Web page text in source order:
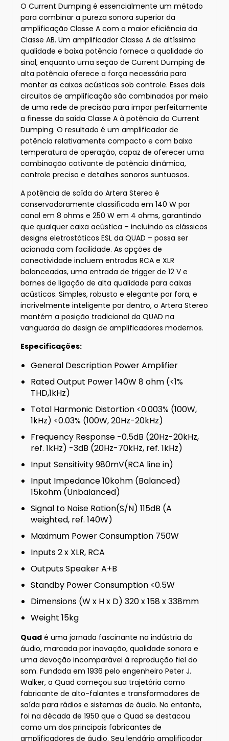
O Current Dumping é essencialmente um método
para combinar a pureza sonora superior da
amplificação Classe A com a maior eficiência da
Classe AB. Um amplificador Classe A de altíssima
qualidade e baixa potência fornece a qualidade do
sinal, enquanto uma seção de Current Dumping de
alta potência oferece a força necessária para
manter as caixas acústicas sob controle. Esses dois
circuitos de amplificação são combinados por meio
de uma rede de precisão para impor perfeitamente
a finesse da saída Classe A à potência do Current
Dumping. O resultado é um amplificador de
potência relativamente compacto e com baixa
temperatura de operação, capaz de oferecer uma
combinação cativante de potência dinâmica,
controle preciso e detalhes sonoros suntuosos.
A potência de saída do Artera Stereo é
conservadoramente classificada em 140 W por
canal em 8 ohms e 250 W em 4 ohms, garantindo
que qualquer caixa acústica – incluindo os clássicos
designs eletrostáticos ESL da QUAD – possa ser
acionada com facilidade. As opções de
conectividade incluem entradas RCA e XLR
balanceadas, uma entrada de trigger de 12 V e
bornes de ligação de alta qualidade para caixas
acústicas. Simples, robusto e elegante por fora, e
incrivelmente inteligente por dentro, o Artera Stereo
mantém a posição tradicional da QUAD na
vanguarda do design de amplificadores modernos.
Especificações:
General Description Power Amplifier
Rated Output Power 140W 8 ohm (<1%
THD,1kHz)
Total Harmonic Distortion <0.003% (100W,
1kHz) <0.03% (100W, 20Hz-20kHz)
Frequency Response -0.5dB (20Hz-20kHz,
ref. 1kHz) -3dB (20Hz-70kHz, ref. 1kHz)
Input Sensitivity 980mV(RCA line in)
Input Impedance 10kohm (Balanced)
15kohm (Unbalanced)
Signal to Noise Ration(S/N) 115dB (A
weighted, ref. 140W)
Maximum Power Consumption 750W
Inputs 2 x XLR, RCA
Outputs Speaker A+B
Standby Power Consumption <0.5W
Dimensions (W x H x D) 320 x 158 x 338mm
Weight 15kg
Quad é uma jornada fascinante na indústria do
áudio, marcada por inovação, qualidade sonora e
uma devoção incomparável à reprodução fiel do
som. Fundada em 1936 pelo engenheiro Peter J.
Walker, a Quad começou sua trajetória como
fabricante de alto-falantes e transformadores de
saída para rádios e sistemas de áudio. No entanto,
foi na década de 1950 que a Quad se destacou
como um dos principais fabricantes de
amplificadores de áudio. Seu lendário amplificador